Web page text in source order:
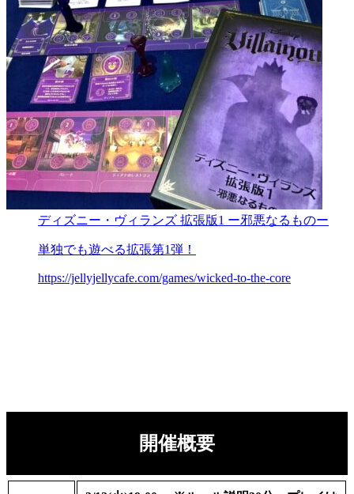
ディズニー・ヴィランズ 拡張版1 ー邪悪なるものー
単独でも遊べる拡張第1弾！
https://jellyjellycafe.com/games/wicked-to-the-core
開催概要